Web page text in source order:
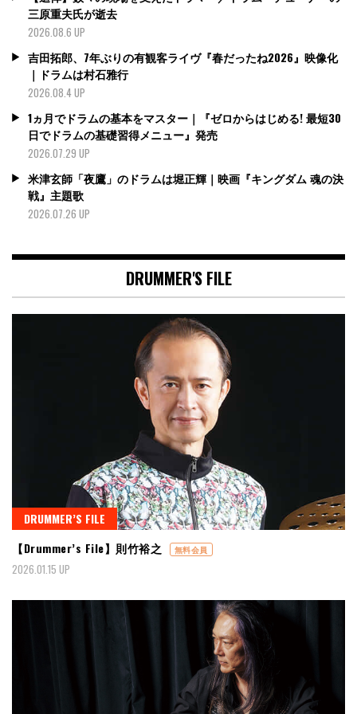
三原重夫氏が逝去
2026.08.6 UP
吉田拓郎、7年ぶりの有観客ライヴ『春だったね2026』映像化
｜ドラムは村石雅行
2026.08.4 UP
1ヵ月でドラムの基本をマスター｜『ゼロからはじめる! 最短30
日でドラムの基礎習得メニュー』発売
2026.07.29 UP
米津玄師「夜鷹」のドラムは堀正輝｜映画『キングダム 魂の決
戦』主題歌
2026.07.26 UP
DRUMMER'S FILE
DRUMMER’S FILE
【Drummer’s File】則竹裕之
無料会員
2026.01.15 UP